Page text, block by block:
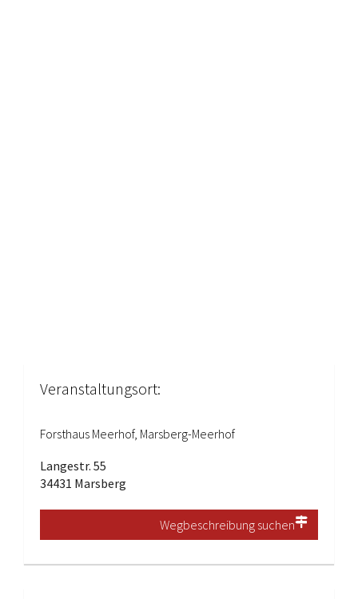
Veranstaltungsort:
Forsthaus Meerhof, Marsberg-Meerhof
Langestr. 55
34431 Marsberg
Wegbeschreibung suchen